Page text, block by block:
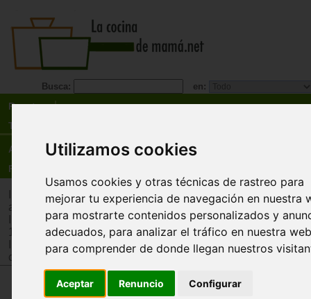
Utilizamos cookies
Usamos cookies y otras técnicas de rastreo para
mejorar tu experiencia de navegación en nuestra
para mostrarte contenidos personalizados y
adecuados, para analizar el tráfico en nuestra
para comprender de donde llegan nuestros
Aceptar Renuncio Configurar
Busca: en:
Recetas
Tienda
Actualidad
Registro
>Tienda>Juguetes infantiles>Juguetes por edad>
años
>Tienda>Juguetes infantiles>Juguetes por edad>
12 años
>Tienda>Juguetes infantiles>Juguetes por tipo>
construcción
Imanix Reflex (16 piezas)